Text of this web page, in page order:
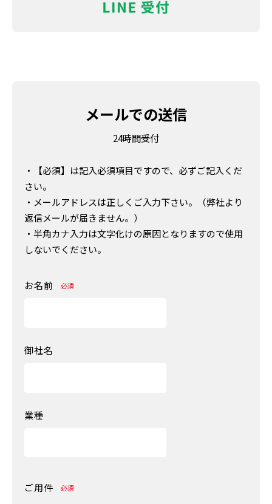
メールでの送信
24時間受付
・【必須】は記入必須項目ですので、必ずご記入くだ
さい。
・メールアドレスは正しくご入力下さい。（弊社より
返信メールが届きません。）
・半角カナ入力は文字化けの原因となりますので使用
しないでください。
お名前 必須
御社名
業種
ご用件 必須